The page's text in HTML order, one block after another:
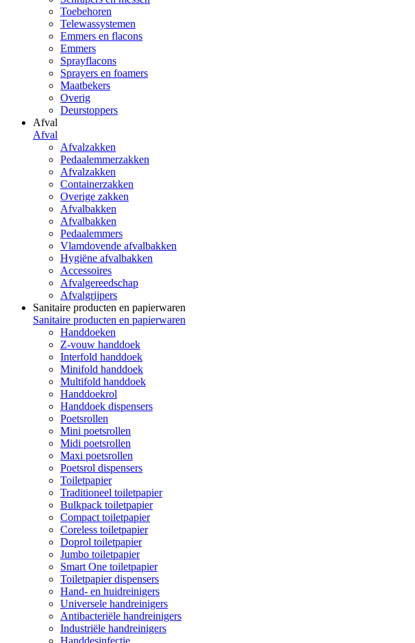
Toebehoren
Telewassystemen
Emmers en flacons
Emmers
Sprayflacons
Sprayers en foamers
Maatbekers
Overig
Deurstoppers
Afval
Afval
Afvalzakken
Pedaalemmerzakken
Afvalzakken
Containerzakken
Overige zakken
Afvalbakken
Afvalbakken
Pedaalemmers
Vlamdovende afvalbakken
Hygiëne afvalbakken
Accessoires
Afvalgereedschap
Afvalgrijpers
Sanitaire producten en papierwaren
Sanitaire producten en papierwaren
Handdoeken
Z-vouw handdoek
Interfold handdoek
Minifold handdoek
Multifold handdoek
Handdoekrol
Handdoek dispensers
Poetsrollen
Mini poetsrollen
Midi poetsrollen
Maxi poetsrollen
Poetsrol dispensers
Toiletpapier
Traditioneel toiletpapier
Bulkpack toiletpapier
Compact toiletpapier
Coreless toiletpapier
Doprol toiletpapier
Jumbo toiletpapier
Smart One toiletpapier
Toiletpapier dispensers
Hand- en huidreinigers
Universele handreinigers
Antibacteriële handreinigers
Industriële handreinigers